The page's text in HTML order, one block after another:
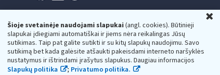
Šioje svetainėje naudojami slapukai(angl. cookies). Būtinieji
slapukai įdiegiami automatiškai ir jiems nėra reikalingas Jūsų
sutikimas. Taip pat galite sutikti ir su kitų slapukų naudojimu. Savo
sutikimą bet kada galėsite atšaukti pakeisdami interneto naršyklės
nustatymus ir ištrindami įrašytus slapukus. Daugiau informacijos
Slapukų politika
; Privatumo politika.
Valstybinė mokesčių inspekcija prie Lietuvos
Respublikos finansų ministerijos